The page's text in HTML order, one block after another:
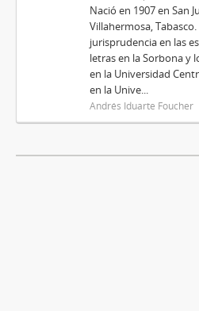
Nació en 1907 en San
Villahermosa,
jurisprudencia en las
letras en la Sorbona y
en la Universidad
en la Unive...
Andrés Iduarte Foucher